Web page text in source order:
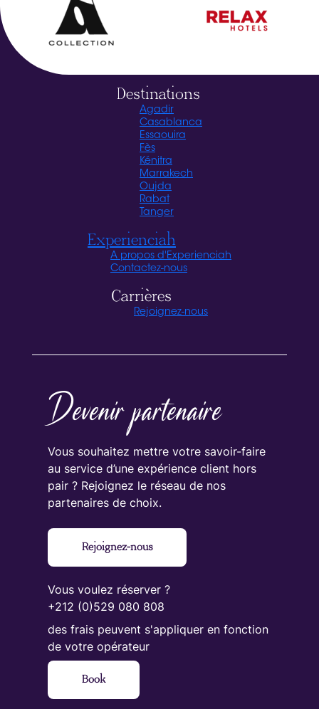
Destinations
Agadir
Casablanca
Essaouira
Fès
Kénitra
Marrakech
Oujda
Rabat
Tanger
Experienciah
A propos d'Experienciah
Contactez-nous
Carrières
Rejoignez-nous
Devenir partenaire
Vous souhaitez mettre votre savoir-faire
au service d’une expérience client hors
pair ? Rejoignez le réseau de nos
partenaires de choix.
Rejoignez-nous
Vous voulez réserver ?
+212 (0)529 080 808
des frais peuvent s'appliquer en fonction
de votre opérateur
Book